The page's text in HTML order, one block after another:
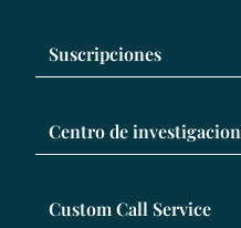
Suscripciones
Centro de
Custom Call Service